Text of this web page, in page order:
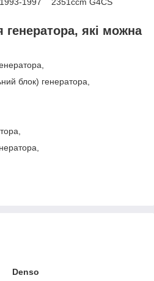
які можна
блок) генератора,
Denso